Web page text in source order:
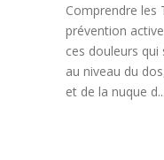
Comprendre les
prévention
ces douleurs
au niveau du
et de la nuque d...